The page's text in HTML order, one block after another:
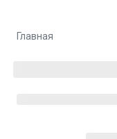
Главная